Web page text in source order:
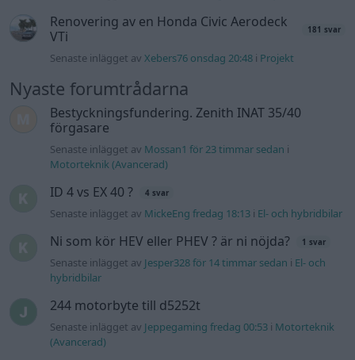
Renovering av en Honda Civic Aerodeck
VTi
181 svar
Senaste inlägget avXebers76 onsdag 20:48 i Projekt
Nyaste forumtrådarna
Bestyckningsfundering. Zenith INAT 35/40
förgasare
Senaste inlägget av Mossan1 för 23 timmar sedan i
Motorteknik (Avancerad)
ID 4 vs EX 40 ? 4 svar
Senaste inlägget av MickeEng fredag 18:13 i El- och hybridbilar
Ni som kör HEV eller PHEV ? är ni nöjda? 1 svar
Senaste inlägget av Jesper328 för 14 timmar sedan i El- och
hybridbilar
244 motorbyte till d5252t
Senaste inlägget av Jeppegaming fredag 00:53 i Motorteknik
(Avancerad)